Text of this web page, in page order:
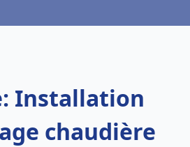
Installation
chaudière